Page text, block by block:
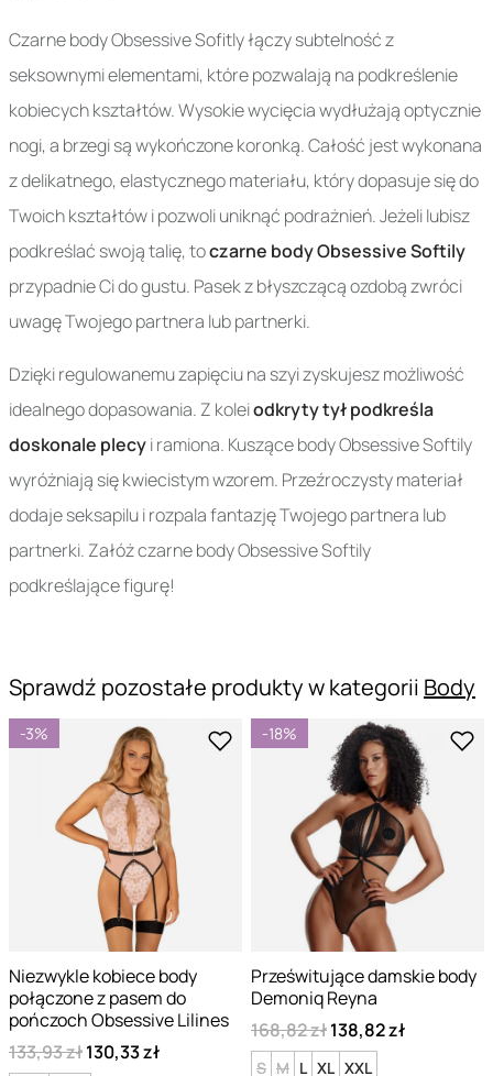
Czarne body Obsessive Sofitly łączy subtelność z
seksownymi elementami, które pozwalają na podkreślenie
kobiecych kształtów. Wysokie wycięcia wydłużają optycznie
nogi, a brzegi są wykończone koronką. Całość jest wykonana
z delikatnego, elastycznego materiału, który dopasuje się do
Twoich kształtów i pozwoli uniknąć podrażnień. Jeżeli lubisz
podkreślać swoją talię, toczarne body Obsessive Softily
przypadnie Ci do gustu. Pasek z błyszczącą ozdobą zwróci
uwagę Twojego partnera lub partnerki.
Dzięki regulowanemu zapięciu na szyi zyskujesz możliwość
idealnego dopasowania. Z koleiodkryty tył podkreśla
doskonale plecyi ramiona. Kuszące body Obsessive Softily
wyróżniają się kwiecistym wzorem. Przeźroczysty materiał
dodaje seksapilu i rozpala fantazję Twojego partnera lub
partnerki. Załóż czarne body Obsessive Softily
podkreślające figurę!
Sprawdź pozostałe produkty w kategorii Body
-3%
Niezwykle kobiece body
połączone z pasem do
pończoch Obsessive Lilines
133,93 zł130,33 zł
-18%
Prześwitujące damskie body
Demoniq Reyna
168,82 zł138,82 zł
S M L XL XXL